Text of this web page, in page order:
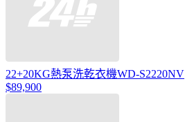
22+20KG熱泵洗乾衣機WD-S2220NV
$89,900